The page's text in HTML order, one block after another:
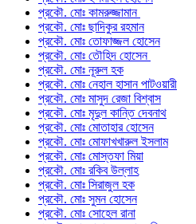
প্রকৌ. মোঃ কামরুজ্জামান
প্রকৌ. মোঃ ছাদিকুর রহমান
প্রকৌ. মোঃ তোফাজ্জল হোসেন
প্রকৌ. মোঃ তৌহিদ হোসেন
প্রকৌ. মোঃ নূরুল হক
প্রকৌ. মোঃ নেহাল হাসান পাটওয়ারী
প্রকৌ. মোঃ মাসুদ রেজা বিশ্বাস
প্রকৌ. মোঃ মৃদুল কান্তি দেবনাথ
প্রকৌ. মোঃ মোতাহার হোসেন
প্রকৌ. মোঃ মোফাখখারুল ইসলাম
প্রকৌ. মোঃ মোস্তফা মিয়া
প্রকৌ. মোঃ রকিব উল্লাহ
প্রকৌ. মোঃ সিরাজুল হক
প্রকৌ. মোঃ সুমন হোসেন
প্রকৌ. মোঃ সোহেল রানা